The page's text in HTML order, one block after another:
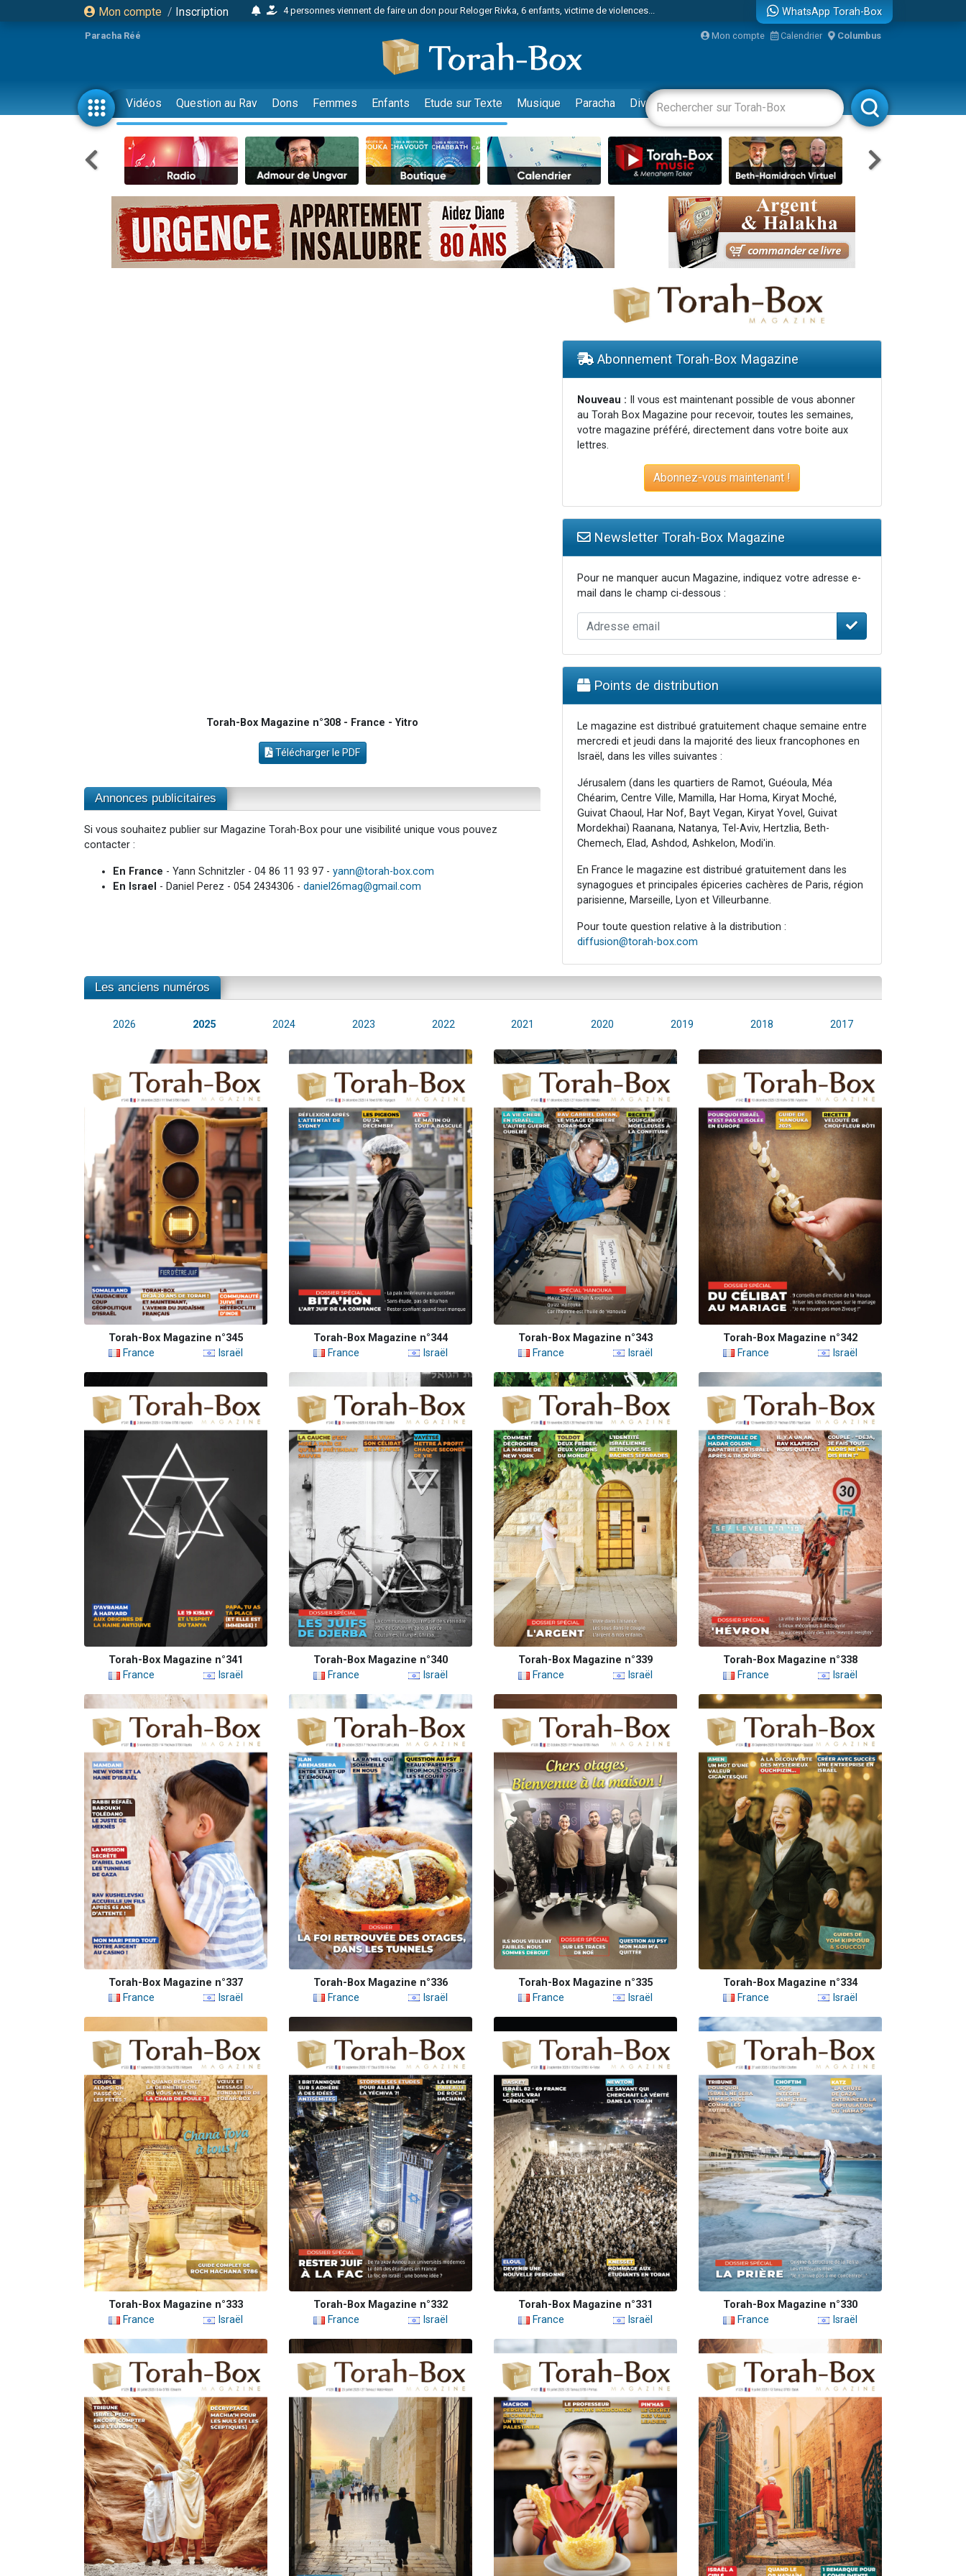
Mon compte / Inscription
2 personnes viennent de faire un don pour 1 Journée de Vacances Pour les Enfants
4 personnes viennent de nous rejoindre sur WhatsApp
Il reste 49 places pour étudier en groupe sur Zoom
23 personnes viennent de faire un don pour Diane, 80 ans, dans un appartement insalubre
Eva vient de donner son Maasser
4 personnes viennent de nous rejoindre sur WhatsApp
3 personnes viennent de nous rejoindre sur WhatsApp
3 personnes viennent de faire un don pour 5 jours de vacances aux Orphelins
Odaya vient de donner son Maasser
13 personnes viennent de demander une bénédiction
2 personnes viennent de nous rejoindre sur WhatsApp
30 personnes viennent de faire un don pour Sauvez la jambe de Yohan
4 personnes viennent de faire un don pour Reloger Rivka, 6 enfants, victime de violences...
WhatsApp Torah-Box
Paracha Réé Mon compte Calendrier Columbus
Vidéos Question au Rav Dons Femmes Enfants Etude sur Texte Musique Paracha Divertissements Livres Rabbanim
Torah-Box Magazine n°308 - France - Yitro
Télécharger le PDF
Annonces publicitaires
Si vous souhaitez publier sur Magazine Torah-Box pour une visibilité unique vous pouvez
contacter :
En France - Yann Schnitzler - 04 86 11 93 97 - yann@torah-box.com
En Israel - Daniel Perez - 054 2434306 - daniel26mag@gmail.com
Abonnement Torah-Box Magazine
Nouveau : Il vous est maintenant possible de vous abonner
au Torah Box Magazine pour recevoir, toutes les semaines,
votre magazine préféré, directement dans votre boite aux
lettres.
Abonnez-vous maintenant !
Newsletter Torah-Box Magazine
Pour ne manquer aucun Magazine, indiquez votre adresse e-
mail dans le champ ci-dessous :
Points de distribution
Le magazine est distribué gratuitement chaque semaine entre
mercredi et jeudi dans la majorité des lieux francophones en
Israël, dans les villes suivantes :
Jérusalem (dans les quartiers de Ramot, Guéoula, Méa
Chéarim, Centre Ville, Mamilla, Har Homa, Kiryat Moché,
Guivat Chaoul, Har Nof, Bayt Vegan, Kiryat Yovel, Guivat
Mordekhai) Raanana, Natanya, Tel-Aviv, Hertzlia, Beth-
Chemech, Elad, Ashdod, Ashkelon, Modi'in.
En France le magazine est distribué gratuitement dans les
synagogues et principales épiceries cachères de Paris, région
parisienne, Marseille, Lyon et Villeurbanne.
Pour toute question relative à la distribution :
diffusion@torah-box.com
Les anciens numéros
2026 2025 2024 2023 2022 2021 2020 2019 2018 2017
Torah-Box Magazine n°345
France
Israël
Torah-Box Magazine n°344
France
Israël
Torah-Box Magazine n°343
France
Israël
Torah-Box Magazine n°342
France
Israël
Torah-Box Magazine n°341
France
Israël
Torah-Box Magazine n°340
France
Israël
Torah-Box Magazine n°339
France
Israël
Torah-Box Magazine n°338
France
Israël
Torah-Box Magazine n°337
France
Israël
Torah-Box Magazine n°336
France
Israël
Torah-Box Magazine n°335
France
Israël
Torah-Box Magazine n°334
France
Israël
Torah-Box Magazine n°333
France
Israël
Torah-Box Magazine n°332
France
Israël
Torah-Box Magazine n°331
France
Israël
Torah-Box Magazine n°330
France
Israël